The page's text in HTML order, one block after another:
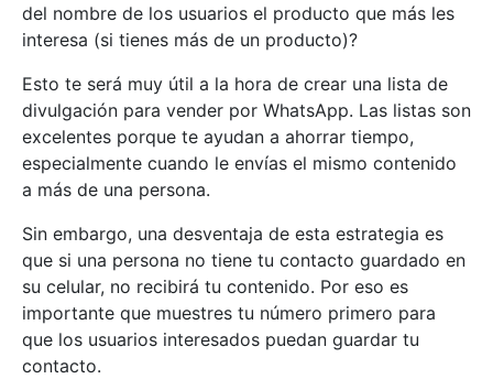
del nombre de los usuarios el producto que más les
interesa (si tienes más de un producto)?
Esto te será muy útil a la hora de crear una lista de
divulgación para vender por WhatsApp. Las listas son
excelentes porque te ayudan a ahorrar tiempo,
especialmente cuando le envías el mismo contenido
a más de una persona.
Sin embargo, una desventaja de esta estrategia es
que si una persona no tiene tu contacto guardado en
su celular, no recibirá tu contenido. Por eso es
importante que muestres tu número primero para
que los usuarios interesados puedan guardar tu
contacto.